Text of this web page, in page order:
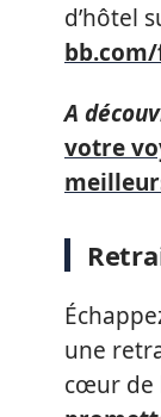
d’hôtel
A
votre
une
cœur de